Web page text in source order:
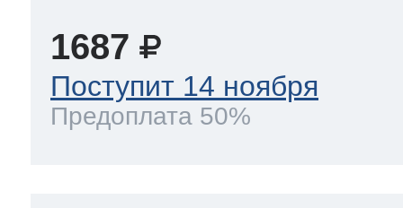
1687
Поступит 14 ноября
Предоплата 50%